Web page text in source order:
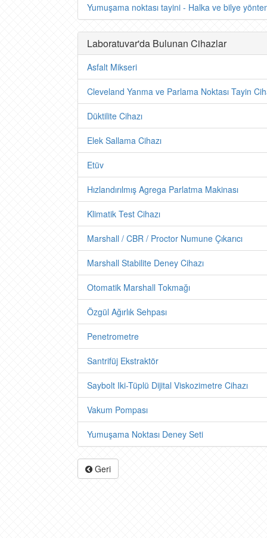
Yumuşama noktası tayini - Halka ve bilye
Laboratuvar'da Bulunan Cihazlar
Asfalt Mikseri
Cleveland Yanma ve Parlama Noktası Tayin
Düktilite Cihazı
Elek Sallama Cihazı
Etüv
Hızlandırılmış Agrega Parlatma Makinası
Klimatik Test Cihazı
Marshall / CBR / Proctor Numune Çıkarıcı
Marshall Stabilite Deney Cihazı
Otomatik Marshall Tokmağı
Özgül Ağırlık Sehpası
Penetrometre
Santrifüj Ekstraktör
Saybolt Iki-Tüplü Dijital Viskozimetre Cihazı
Vakum Pompası
Yumuşama Noktası Deney Seti
Geri